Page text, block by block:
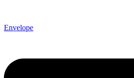
Envelope